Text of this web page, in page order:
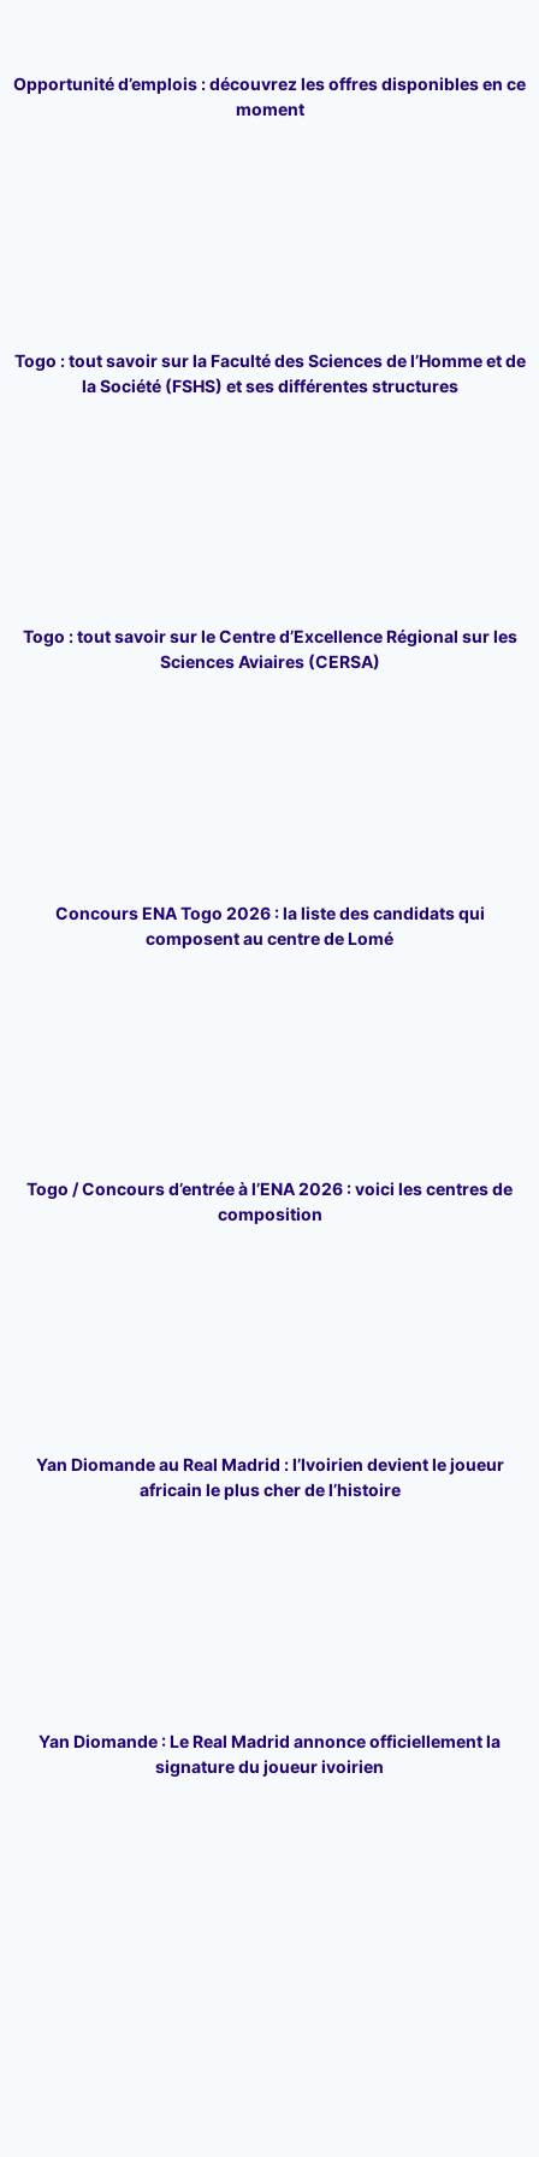
Opportunité d’emplois : découvrez les offres disponibles en ce
moment
Togo : tout savoir sur la Faculté des Sciences de l’Homme et de
la Société (FSHS) et ses différentes structures
Togo : tout savoir sur le Centre d’Excellence Régional sur les
Sciences Aviaires (CERSA)
Concours ENA Togo 2026 : la liste des candidats qui
composent au centre de Lomé
Togo / Concours d’entrée à l’ENA 2026 : voici les centres de
composition
Yan Diomande au Real Madrid : l’Ivoirien devient le joueur
africain le plus cher de l’histoire
Yan Diomande : Le Real Madrid annonce officiellement la
signature du joueur ivoirien